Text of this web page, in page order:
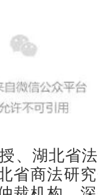
、湖北省
省商法研